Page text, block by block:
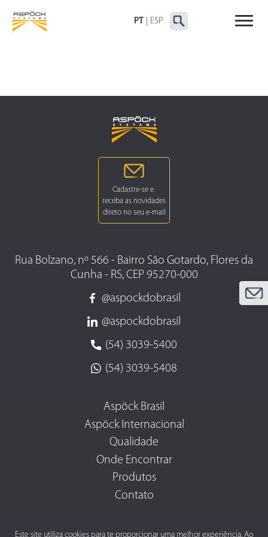
PT ESP
DELIMITADORAS E
LATERAIS
Este site utiliza cookies para te proporcionar uma melhor experiência. Ao
Rua Bolzano, nº 566 - Bairro São Gotardo, Flores da
Cunha - RS, CEP 95270-000
@aspockdobrasil
@aspockdobrasil
(54) 3039-5400
(54) 3039-5408
Aspöck Brasil
Aspöck Internacional
Qualidade
Onde Encontrar
Produtos
Contato